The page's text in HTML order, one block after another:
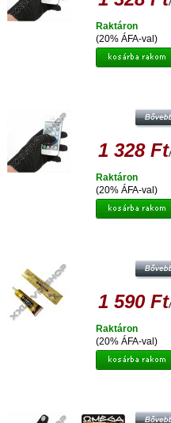
(20% ÁFA-val)
Raktáron
1 328 Ft
(20% ÁFA-val)
Raktáron
1 590 Ft
(20% ÁFA-val)
Raktáron